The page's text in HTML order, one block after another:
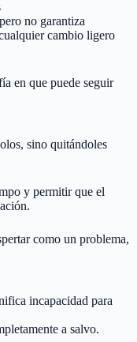
no garantiza
cambio ligero
en que puede seguir
sino quitándoles
y permitir que el
como un problema,
incapacidad para
a salvo.